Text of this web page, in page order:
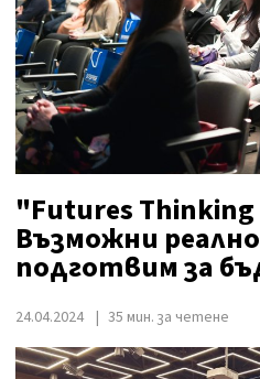
"Futures Thinking
Възможни
подготвим за
24.04.2024 35 мин. за четене